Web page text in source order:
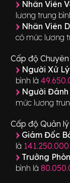
Nhân Viên
lương trung
Nhân Viên
có mức lương
Cấp độ
Người Xử
bình là
Người Đánh
mức lương
Cấp độ Quản
Giám Đốc
là 141.250.000
Trưởng
bình là